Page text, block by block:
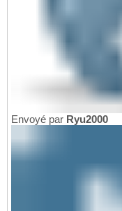
Envoyé par Ryu2000